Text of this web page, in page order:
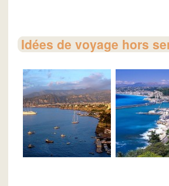
Idées de voyage hors